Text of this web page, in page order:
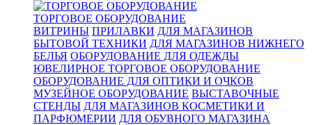
ТОРГОВОЕ ОБОРУДОВАНИЕ
ВИТРИНЫ ПРИЛАВКИ ДЛЯ МАГАЗИНОВ
БЫТОВОЙ ТЕХНИКИ ДЛЯ МАГАЗИНОВ НИЖНЕГО
БЕЛЬЯ ОБОРУДОВАНИЕ ДЛЯ ОДЕЖДЫ
ЮВЕЛИРНОЕ ТОРГОВОЕ ОБОРУДОВАНИЕ
ОБОРУДОВАНИЕ ДЛЯ ОПТИКИ И ОЧКОВ
МУЗЕЙНОЕ ОБОРУДОВАНИЕ ВЫСТАВОЧНЫЕ
СТЕНДЫ ДЛЯ МАГАЗИНОВ КОСМЕТИКИ И
ПАРФЮМЕРИИ ДЛЯ ОБУВНОГО МАГАЗИНА